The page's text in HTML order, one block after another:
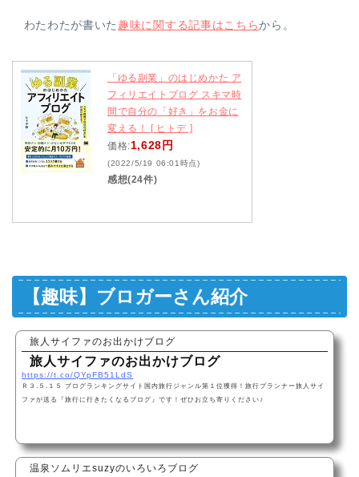
わたわたが書いた 趣味に関する記事はこちらから。
「ゆる副業」のはじめかた ア
フィリエイトブログ スキマ時
間で自分の「好き」をお金に
変える！ [ ヒトデ ]
価格:1,628円
(2022/5/19 06:01時点)
感想(24件)
【趣味】ブロガーさん紹介
旅人サイファのお出かけブログ
旅人サイファのお出かけブログ
https://t.co/QYpFB51LdS
Ｒ３.５.１５ ブログランキングサイト国内旅行ジャンル第１位獲得！旅行プランナー旅人サイ
ファが送る『旅行に行きたくなるブログ』です！ぜひお立ち寄りください♪
温泉ソムリエsuzyのいろいろブログ